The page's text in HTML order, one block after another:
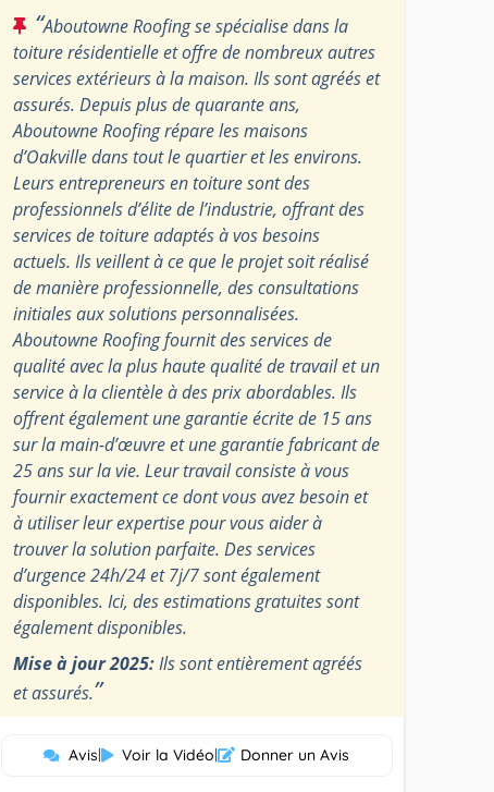
“Aboutowne Roofing se spécialise dans la
toiture résidentielle et offre de nombreux autres
services extérieurs à la maison. Ils sont agréés et
assurés. Depuis plus de quarante ans,
Aboutowne Roofing répare les maisons
d’Oakville dans tout le quartier et les environs.
Leurs entrepreneurs en toiture sont des
professionnels d’élite de l’industrie, offrant des
services de toiture adaptés à vos besoins
actuels. Ils veillent à ce que le projet soit réalisé
de manière professionnelle, des consultations
initiales aux solutions personnalisées.
Aboutowne Roofing fournit des services de
qualité avec la plus haute qualité de travail et un
service à la clientèle à des prix abordables. Ils
offrent également une garantie écrite de 15 ans
sur la main-d’œuvre et une garantie fabricant de
25 ans sur la vie. Leur travail consiste à vous
fournir exactement ce dont vous avez besoin et
à utiliser leur expertise pour vous aider à
trouver la solution parfaite. Des services
d’urgence 24h/24 et 7j/7 sont également
disponibles. Ici, des estimations gratuites sont
également disponibles.
Mise à jour 2025:Ils sont entièrement agréés
et assurés.”
Avis| Voir la Vidéo| Donner un Avis